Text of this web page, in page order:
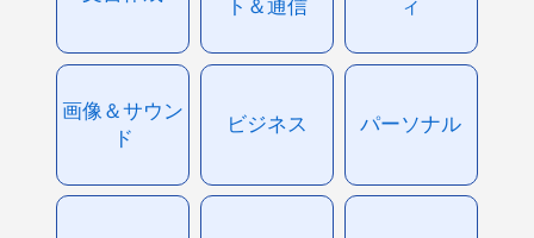
ト＆通信
ィ
画像＆サウン
ド
ビジネス パーソナル